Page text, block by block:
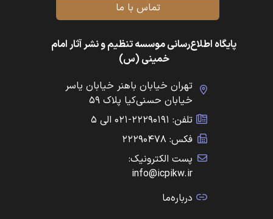
تماس با ما
پایگاه اطلاع‌رسانی موسسه تنظیم و نشر آثار امام
خمینی (س)
تهران خیابان باهنر خیابان یاسر
خیابان حسنی‌کیا پلاک ۵۹
تلفن: ۲۲۲۹۰۱۹۱-۰۲۱ الی ۵
فکس: ۲۲۲۹۰۴۷۸
پست الکترونیک:
info@icpikw.ir
درباره‌ما